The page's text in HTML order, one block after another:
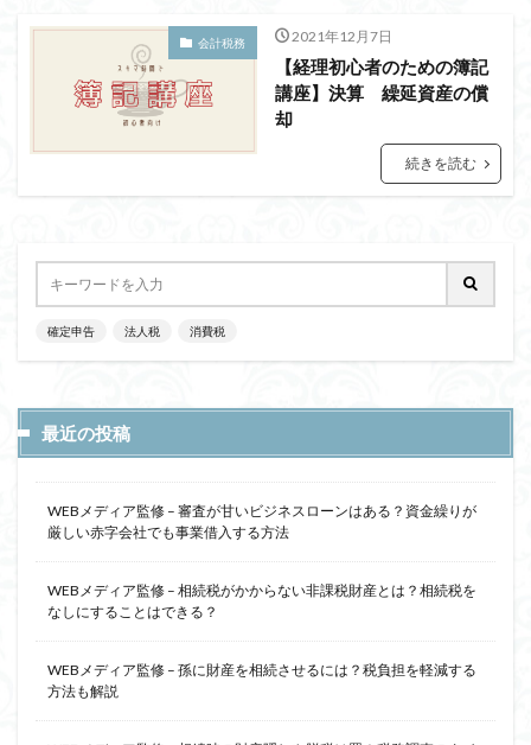
会計税務 2021年12月7日
【経理初心者のための簿記
講座】決算 繰延資産の償
却
続きを読む
確定申告 法人税 消費税
最近の投稿
WEBメディア監修 – 審査が甘いビジネスローンはある？資金繰りが
厳しい赤字会社でも事業借入する方法
WEBメディア監修 – 相続税がかからない非課税財産とは？相続税を
なしにすることはできる？
WEBメディア監修 – 孫に財産を相続させるには？税負担を軽減する
方法も解説